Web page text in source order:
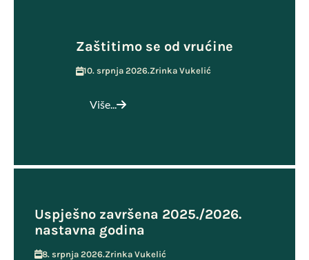
Zaštitimo se od vrućine
10. srpnja 2026.Zrinka Vukelić
Više...
Uspješno završena 2025./2026.
nastavna godina
8. srpnja 2026.Zrinka Vukelić